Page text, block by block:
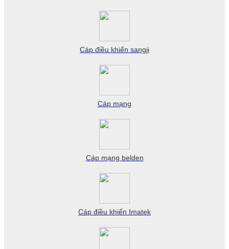
Cáp điều khiển sangji
Cáp mạng
Cáp mạng belden
Cáp điều khiển Imatek